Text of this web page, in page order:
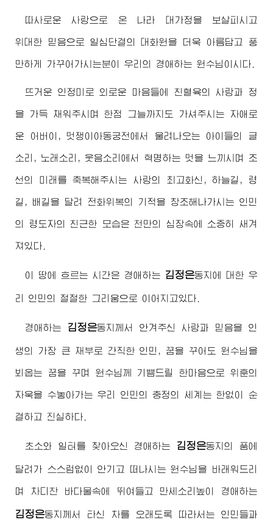
따사로운 사랑으로 온 나라 대가정을 보살피시고
위대한 믿음으로 일심단결의 대화원을 더욱 아름답고 풍
만하게 가꾸어가시는분이 우리의 경애하는 원수님 이시다.
뜨거운 인정미로 외로운 마음들에 친혈육의 사랑과 정
을 가득 채워주시며 한점 그늘까지도 가셔주시는 자애로
운 어버이 , 멋쟁이아동궁전에서 울려나오는 아이들의 글
소리, 노래소리, 웃음소리에서 혁명하는 멋을 느끼시며 조
선의 미래를 축복해주시는 사랑의 최고화신, 하늘길, 령
길, 배길을 달려 전화위복의 기적을 창조해나가시는 인민
의 령도자의 친근한 모습은 천만의 심장속에 소중히 새겨
져있다.
이 땅에 흐르는 시간은 경애하는 김정은동지 에 대한 우
리 인민의 절절한 그리움으로 이어지고있다.
경애하는 김정은동지 께서 안겨주신 사랑과 믿음을 인
생의 가장 큰 재부로 간직한 인민, 꿈을 꾸어도 원수님 을
뵈옵는 꿈을 꾸며 원수님 께 기쁨드릴 한마음으로 위훈의
자욱을 수놓아가는 우리 인민의 충정의 세계는 한없이 순
결하고 진실하다.
초소와 일터를 찾아오신 경애하는 김정은동지의 품에
달려가 스스럼없이 안기고 떠나시는원수님을 바래워드리
며 차디찬 바다물속에 뛰여들고 만세소리높이 경애하는
김정은동지 께서 타신 차를 오래도록 따라서는 인민들과